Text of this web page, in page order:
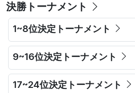
決勝トーナメント
1~8位決定トーナメント
9~16位決定トーナメント
17~24位決定トーナメント